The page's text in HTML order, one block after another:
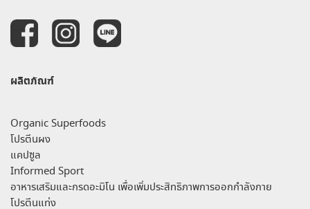
ผลิตภัณฑ์
Organic Superfoods
โปรตีนผง
แคปซูล
Informed Sport
อาหารเสริมและกรดอะมิโน เพื่อเพิ่มประสิทธิภาพการออกกำลังกาย
โปรตีนแท่ง